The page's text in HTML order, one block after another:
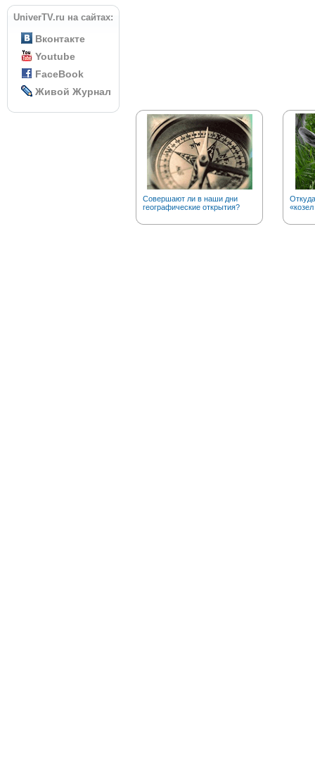
UniverTV.ru на сайтах:
Вконтакте
Youtube
FaceBook
Живой Журнал
Совершают ли в наши дни
географические открытия?